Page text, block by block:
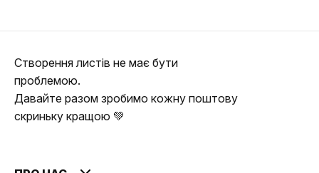
Створення листів не має бути
проблемою.
Давайте разом зробимо кожну поштову
скриньку кращою 💚